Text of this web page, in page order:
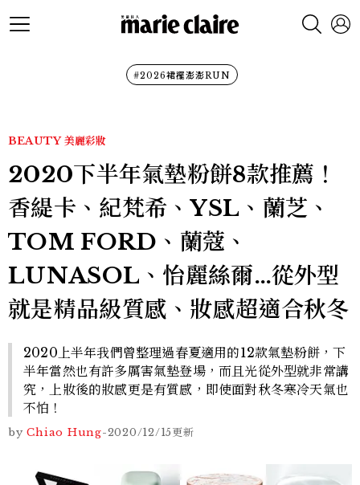
#2026裙襬澎澎RUN
BEAUTY 美麗彩妝
2020下半年氣墊粉餅8款推薦！
香緹卡、紀梵希、YSL、蘭芝、
TOM FORD、蘭蔻、
LUNASOL、怡麗絲爾…從外型
就是精品級質感、妝感超適合秋冬
2020上半年我們曾整理過春夏適用的12款氣墊粉餅，下
半年當然也有許多厲害氣墊登場，而且光從外型就非常講
究，上妝後的妝感更是有質感，即使面對秋冬寒冷天氣也
不怕！
by Chiao Hung-2020/12/15更新